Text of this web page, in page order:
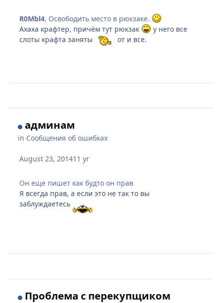
R0Mbl4, Освободить место в рюкзаке.
Ахаха крафтер, причём тут рюкзак
у него все
слоты крафта заняты
от и все.
админам
in Сообщения об ошибках
August 23, 201411 yr
Он еще пишет как будто он прав
Я всегда прав, а если это не так то вы
заблуждаетесь
Проблема с перекупщиком